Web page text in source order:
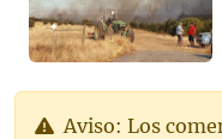
Aviso: Los